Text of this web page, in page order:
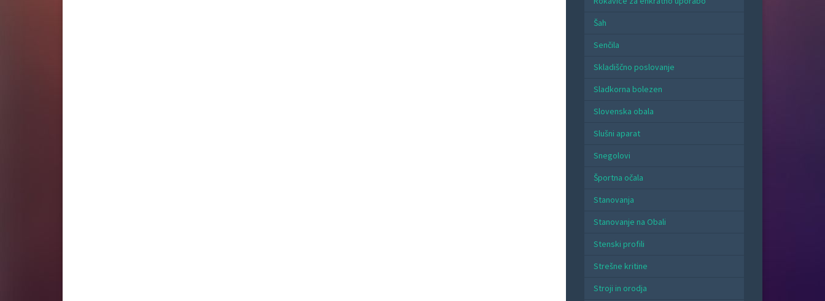
Šah
Senčila
Skladiščno poslovanje
Sladkorna bolezen
Slovenska obala
Slušni aparat
Snegolovi
Športna očala
Stanovanja
Stanovanje na Obali
Stenski profili
Strešne kritine
Stroji in orodja